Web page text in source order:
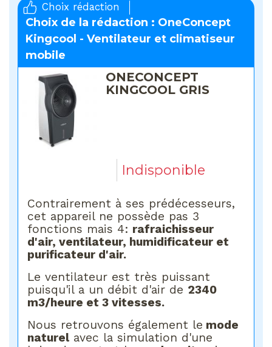
Choix rédaction
Choix de la rédaction : OneConcept
Kingcool - Ventilateur et climatiseur
mobile
ONECONCEPT
KINGCOOL GRIS
Indisponible
Contrairement à ses prédécesseurs,
cet appareil ne possède pas 3
fonctions mais 4: rafraichisseur
d'air, ventilateur, humidificateur et
purificateur d'air.
Le ventilateur est très puissant
puisqu'il a un débit d'air de 2340
m3/heure et 3 vitesses.
Nous retrouvons également le mode
naturel avec la simulation d'une